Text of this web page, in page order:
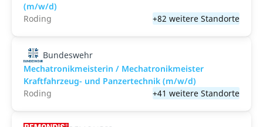
(m/w/d)
Roding
+82 weitere Standorte
Bundeswehr
Mechatronikmeisterin / Mechatronikmeister
Kraftfahrzeug- und Panzertechnik (m/w/d)
Roding
+41 weitere Standorte